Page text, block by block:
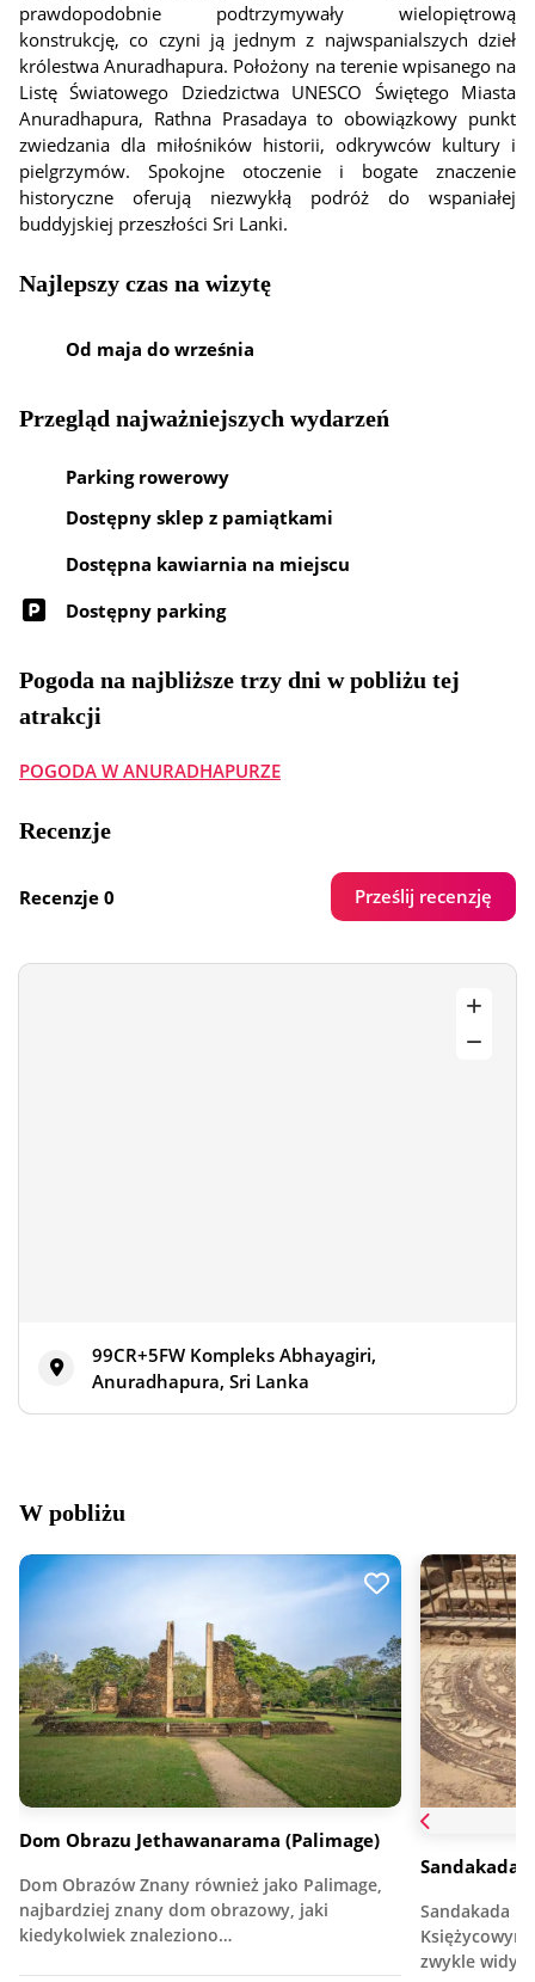
prawdopodobnie podtrzymywały wielopiętrową
konstrukcję, co czyni ją jednym z najwspanialszych dzieł
królestwa Anuradhapura. Położony na terenie wpisanego na
Listę Światowego Dziedzictwa UNESCO Świętego Miasta
Anuradhapura, Rathna Prasadaya to obowiązkowy punkt
zwiedzania dla miłośników historii, odkrywców kultury i
pielgrzymów. Spokojne otoczenie i bogate znaczenie
historyczne oferują niezwykłą podróż do wspaniałej
buddyjskiej przeszłości Sri Lanki.
Najlepszy czas na wizytę
Od maja do września
Przegląd najważniejszych wydarzeń
Parking rowerowy
Dostępny sklep z pamiątkami
Dostępna kawiarnia na miejscu
Dostępny parking
Pogoda na najbliższe trzy dni w pobliżu tej
atrakcji
POGODA W ANURADHAPURZE
Recenzje
Recenzje 0 Prześlij recenzję
99CR+5FW Kompleks Abhayagiri,
Anuradhapura, Sri Lanka
W pobliżu
Dom Obrazu Jethawanarama (Palimage)
Dom Obrazów Znany również jako Palimage,
najbardziej znany dom obrazowy, jaki
kiedykolwiek znaleziono…
Sandakada
Sandakada
zwykle